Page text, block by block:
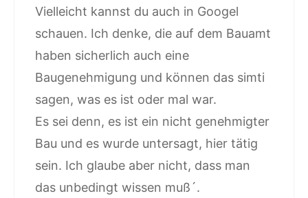
Vielleicht kannst du auch in Googel
schauen. Ich denke, die auf dem Bauamt
haben sicherlich auch eine
Baugenehmigung und können das simti
sagen, was es ist oder mal war.
Es sei denn, es ist ein nicht genehmigter
Bau und es wurde untersagt, hier tätig
sein. Ich glaube aber nicht, dass man
das unbedingt wissen muß´.